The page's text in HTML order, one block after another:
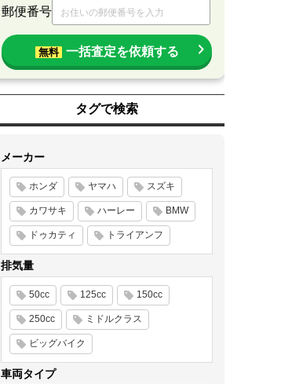
郵便番号
無料 一括査定を依頼する
タグで検索
メーカー
ホンダ ヤマハ スズキ
カワサキ ハーレー BMW
ドゥカティ トライアンフ
排気量
50cc 125cc 150cc
250cc ミドルクラス
ビッグバイク
車両タイプ